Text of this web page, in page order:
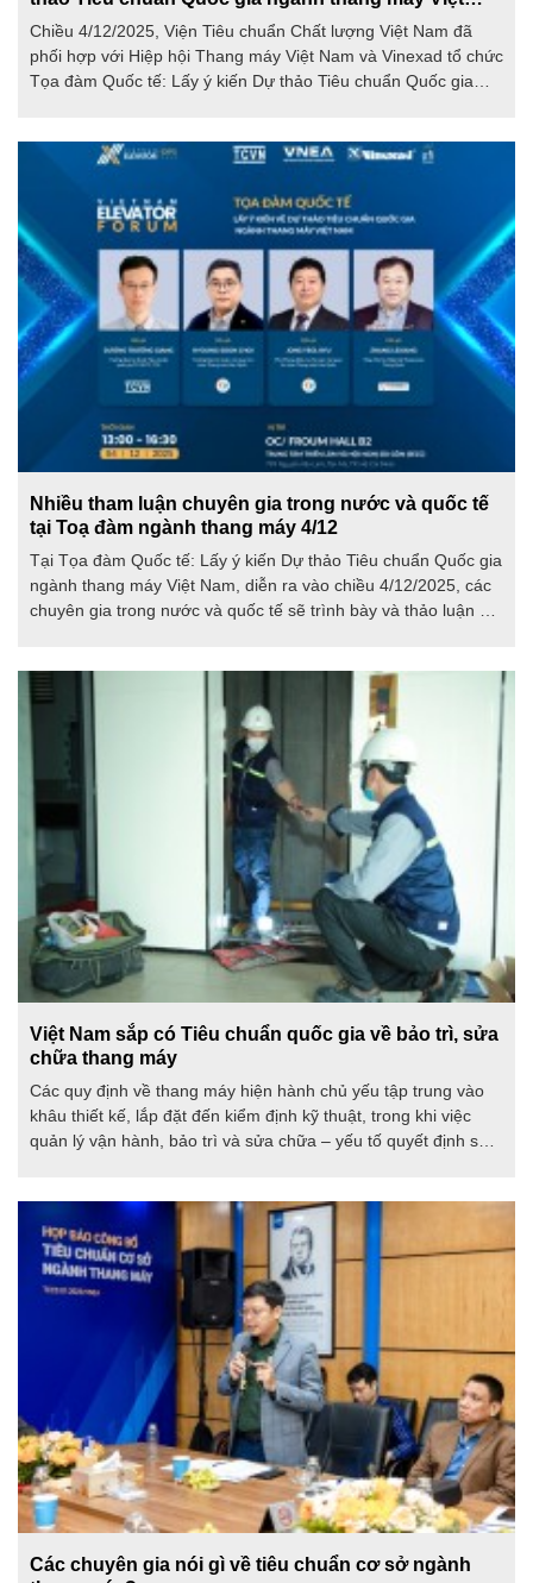
Nam
Chiều 4/12/2025, Viện Tiêu chuẩn Chất lượng Việt Nam đã
phối hợp với Hiệp hội Thang máy Việt Nam và Vinexad tổ chức
Tọa đàm Quốc tế: Lấy ý kiến Dự thảo Tiêu chuẩn Quốc gia
dụng sẽ được hoàn thiện và ban hành vào năm 2026.
Nhiều tham luận chuyên gia trong nước và quốc tế
tại Toạ đàm ngành thang máy 4/12
Tại Tọa đàm Quốc tế: Lấy ý kiến Dự thảo Tiêu chuẩn Quốc gia
ngành thang máy Việt Nam, diễn ra vào chiều 4/12/2025, các
chuyên gia trong nước và quốc tế sẽ trình bày và thảo luận về
Việt Nam sắp có Tiêu chuẩn quốc gia về bảo trì, sửa
chữa thang máy
Các quy định về thang máy hiện hành chủ yếu tập trung vào
khâu thiết kế, lắp đặt đến kiểm định kỹ thuật, trong khi việc
quản lý vận hành, bảo trì và sửa chữa – yếu tố quyết định sự
chuẩn Quốc gia mới đang được lấy ý kiến.
Các chuyên gia nói gì về tiêu chuẩn cơ sở ngành